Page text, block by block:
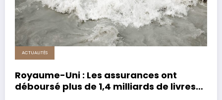
ACTUALITÉS
Royaume-Uni : Les assurances ont
déboursé plus de 1,4 milliards de livres